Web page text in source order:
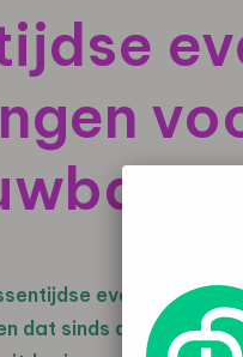
evaluatie van
dat sinds de start in